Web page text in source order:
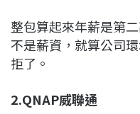
整包算起來年薪是第
不是薪資，就算公司
拒了。
2.QNAP威聯通